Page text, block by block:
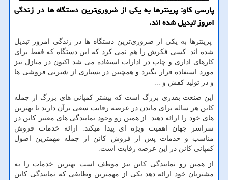
پارسی كاو: پرینترها به یكی از ضروری‌ترین دستگاه ها در زندگی
امروز تبدیل شده اند.
پرینترها به یکی از ضروری‌ترین دستگاه ها در زندگی امروز تبدیل
شده اند. کسی فکرش را هم نمی کرد که این دستگاه که فقط برای
کارهای اداری و چاپ در ادارات استفاده می شد اکنون در منازل نیز
مورد استفاده قرار بگیرد و همچنین در بسیاری از شیرنی فروشی ها
و در تولید کفش و ...
این صنعت بقدری بزرگ است که بیشتر کمپانی های بزرگ از جمله
کانن هر ساله برای ماندن در عرصه رقابت سعی برآن دارند تا بهترین
های خود را ارائه دهند. از همین رو وجود نمایندگی های معتبر کانن در
سراسر جهان اهمیت ویژه ای پیدا میکند. ارائه خدمات فروش
مناسب و خدمات پس از فروش کانن از جمله مهمترین اصول
کمپانی کانن در این عرصه رقابت است.
از همین رو نمایندگی کانن نیز موظف است بهترین خدمات را به
مشتریان خود ارائه دهد یکی از مهمترین وظایفی که نمایندگی کانن